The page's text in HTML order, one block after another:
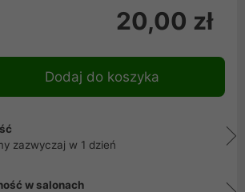
20,00 zł
Dodaj do koszyka
zazwyczaj w 1 dzień
w salonach